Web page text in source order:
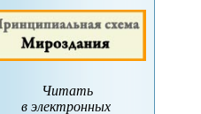
Читать
в электронных